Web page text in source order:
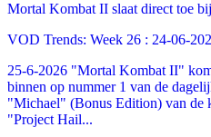
Mortal Kombat II slaat direct toe
VOD Trends: Week 26 : 24-06-
25-6-2026 "Mortal Kombat II"
binnen op nummer 1 van de
"Michael" (Bonus Edition) van de
"Project Hail...